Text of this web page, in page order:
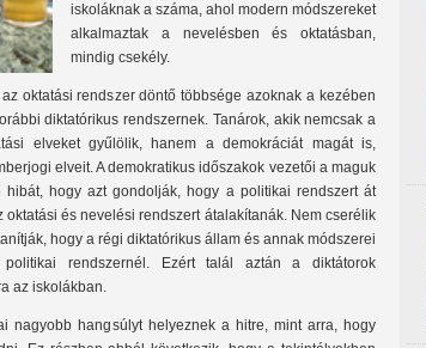
iskoláknak a száma, ahol modern módszereket
alkalmaztak a nevelésben és oktatásban,
mindig csekély.
oktatási rendszer döntő többsége azoknak a kezében
diktatórikus rendszernek. Tanárok, akik nemcsak a
elveket gyűlölik, hanem a demokráciát magát is,
elveit. A demokratikus időszakok vezetői a maguk
hogy azt gondolják, hogy a politikai rendszert át
oktatási és nevelési rendszert átalakítanák. Nem cserélik
hogy a régi diktatórikus állam és annak módszerei
rendszernél. Ezért talál aztán a diktátorok
az iskolákban.
nagyobb hangsúlyt helyeznek a hitre, mint arra, hogy